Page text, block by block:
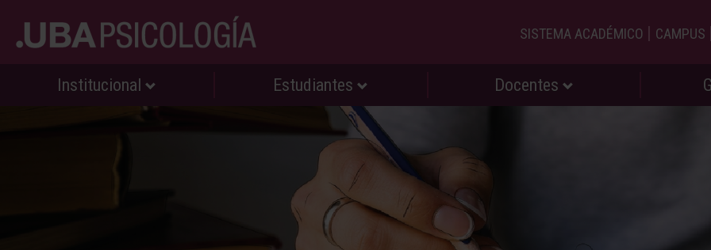
SISTEMA ACADÉMICO | CAMPUS |
Institucional Estudiantes Docentes